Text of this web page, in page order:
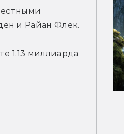
и Райан Флек.
1,13 миллиарда